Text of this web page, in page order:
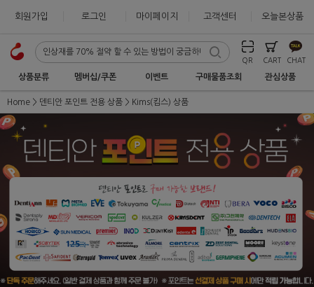
회원가입 로그인 마이페이지 고객센터 오늘본상품
QR CART CHAT
상품분류 멤버십/쿠폰 이벤트 구매물품조회 관심상품
Home 덴티안 포인트 전용 상품 Kims(킴스) 상품